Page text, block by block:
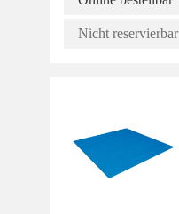
Nicht reservierbar